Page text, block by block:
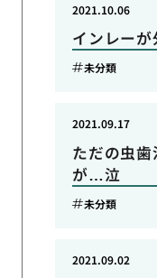
インレー
2021.10.06
未分類
ただの虫
が…泣
2021.09.17
未分類
2021.09.02